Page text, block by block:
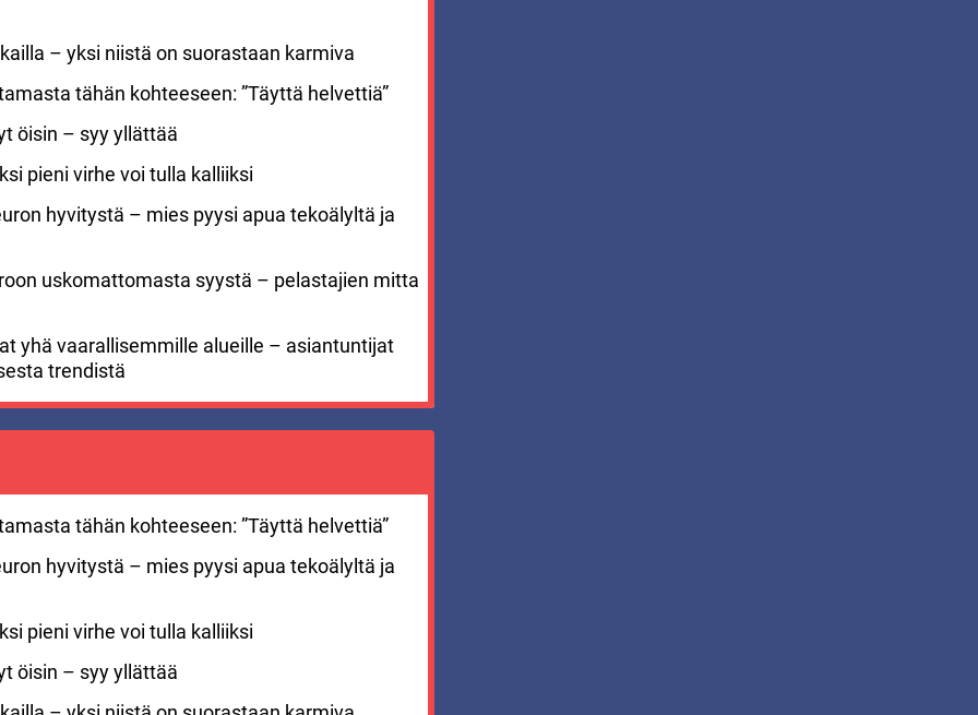
– yksi niistä on suorastaan karmiva
tähän kohteeseen: ”Täyttä helvettiä”
öisin – syy yllättää
pieni virhe voi tulla kalliiksi
hyvitystä – mies pyysi apua tekoälyltä ja
uskomattomasta syystä – pelastajien mitta
yhä vaarallisemmille alueille – asiantuntijat
trendistä
tähän kohteeseen: ”Täyttä helvettiä”
hyvitystä – mies pyysi apua tekoälyltä ja
pieni virhe voi tulla kalliiksi
öisin – syy yllättää